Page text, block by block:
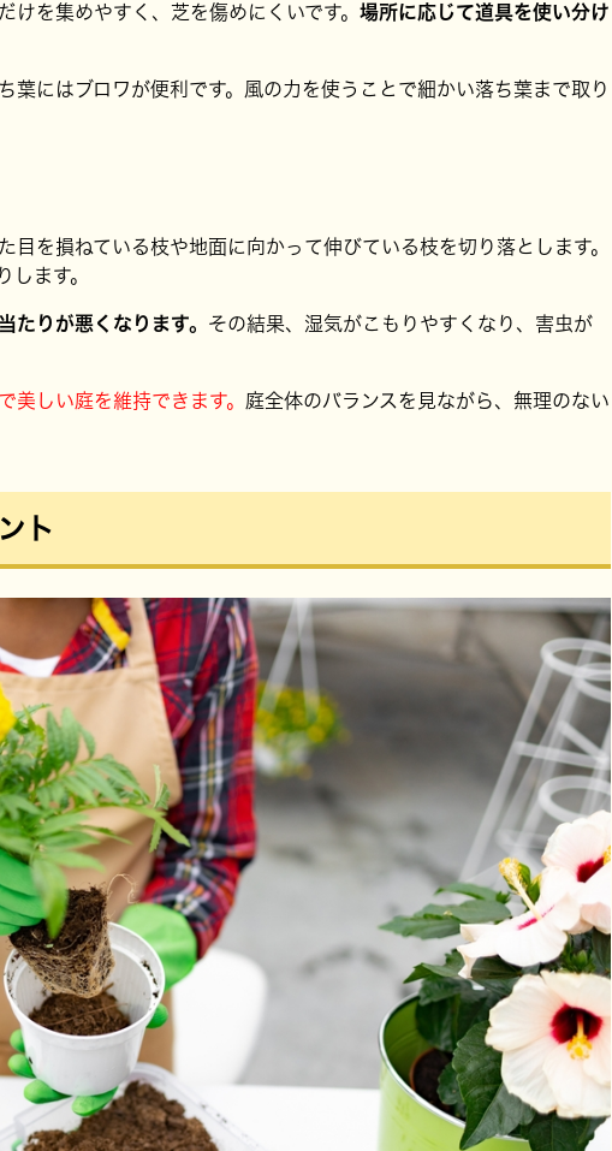
を集めやすく、芝を傷めにくいです。 場所に応じて道具を使い分け
にはブロワが便利です。風の力を使うことで細かい落ち葉まで取り
を損ねている枝や地面に向かって伸びている枝を切り落とします。
ます。
たりが悪くなります。 その結果、湿気がこもりやすくなり、害虫が
美しい庭を維持できます。 庭全体のバランスを見ながら、無理のない
ト